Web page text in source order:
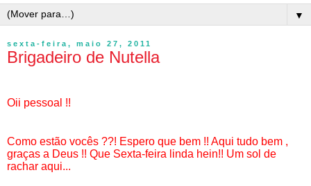
▼
sexta-feira, maio 27, 2011
Brigadeiro de Nutella
Oii pessoal !!
Como estão vocês ??! Espero que bem !! Aqui tudo bem ,
graças a Deus !! Que Sexta-feira linda hein!! Um sol de
rachar aqui...